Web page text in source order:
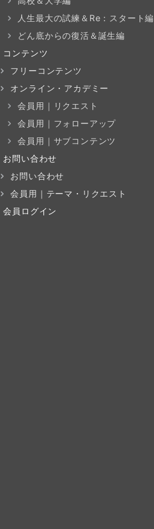
人生最大の試練＆Re：スタート編
どん底からの復活＆誕生編
コンテンツ
フリーコンテンツ
オンライン・アカデミー
会員用｜リクエスト
会員用｜フォローアップ
会員用｜サブコンテンツ
お問い合わせ
お問い合わせ
会員用｜テーマ・リクエスト
会員ログイン